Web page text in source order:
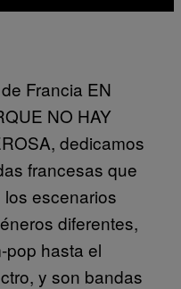
Francia EN
NO HAY
dedicamos
francesas que
escenarios
diferentes,
pop hasta el
y son bandas